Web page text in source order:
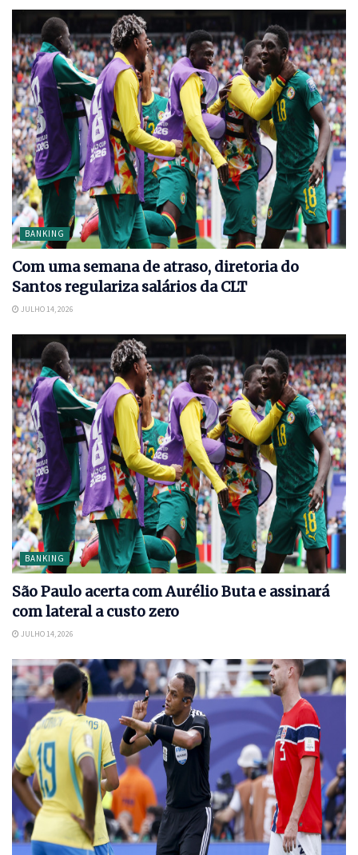
BANKING
Com uma semana de atraso, diretoria do
Santos regulariza salários da CLT
JULHO 14, 2026
BANKING
São Paulo acerta com Aurélio Buta e assinará
com lateral a custo zero
JULHO 14, 2026